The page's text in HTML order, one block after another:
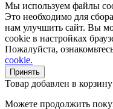
Мы используем файлы
Это необходимо для
нам улучшить сайт. Вы
cookie в настройках
Пожалуйста,
cookie.
Принять
Товар добавлен в корзину
Можете продолжить